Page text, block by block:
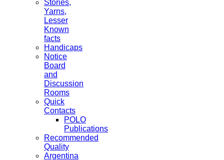
Stories,
Yarns,
Lesser
Known
facts
Handicaps
Notice
Board
and
Discussion
Rooms
Quick
Contacts
POLO
Publications
Recommended
Quality
Argentina